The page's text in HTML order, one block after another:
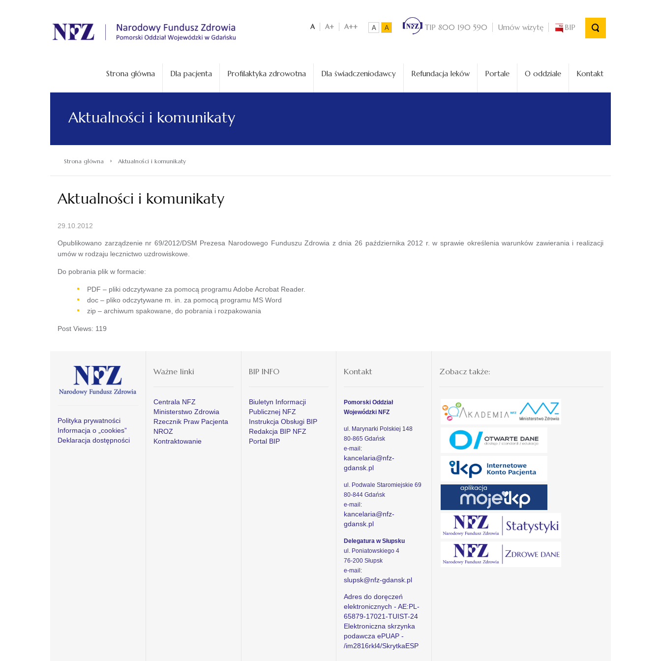
. A A+ A++ A A TIP 800 190 590 Umów wizytę BIP
Strona główna Dla pacjenta Profilaktyka zdrowotna Dla świadczeniodawcy Refundacja leków Portale O oddziale Kontakt
Aktualności i komunikaty
Strona główna › Aktualności i komunikaty
Aktualności i komunikaty
29.10.2012
Opublikowano zarządzenie nr 69/2012/DSM Prezesa Narodowego Funduszu Zdrowia z dnia 26 października 2012 r. w sprawie określenia warunków zawierania i realizacji
umów w rodzaju lecznictwo uzdrowiskowe.
Do pobrania plik w formacie:
PDF – pliki odczytywane za pomocą programu Adobe Acrobat Reader.
doc – pliko odczytywane m. in. za pomocą programu MS Word
zip – archiwum spakowane, do pobrania i rozpakowania
Post Views: 119
Polityka prywatności
Informacja o „cookies”
Deklaracja dostępności
Ważne linki
Centrala NFZ
Ministerstwo Zdrowia
Rzecznik Praw Pacjenta
NROZ
Kontraktowanie
BIP INFO
Biuletyn Informacji
Publicznej NFZ
Instrukcja Obsługi BIP
Redakcja BIP NFZ
Portal BIP
Kontakt
Pomorski Oddział
Wojewódzki NFZ
ul. Marynarki Polskiej 148
80-865 Gdańsk
e-mail:
kancelaria@nfz-
gdansk.pl
ul. Podwale Staromiejskie 69
80-844 Gdańsk
e-mail:
kancelaria@nfz-
gdansk.pl
Delegatura w Słupsku
ul. Poniatowskiego 4
76-200 Słupsk
e-mail:
slupsk@nfz-gdansk.pl
Adres do doręczeń
elektronicznych - AE:PL-
65879-17021-TUIST-24
Elektroniczna skrzynka
podawcza ePUAP -
/im2816rkl4/SkrytkaESP
Zobacz także: